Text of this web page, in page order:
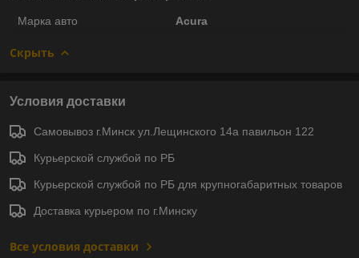
Марка авто Acura
Скрыть
Условия доставки
Самовывоз г.Минск ул.Лещинского 14а павильон 122
Курьерской службой по РБ
Курьерской службой по РБ для крупногабаритных товаров
Доставка курьером по г.Минску
Все условия доставки